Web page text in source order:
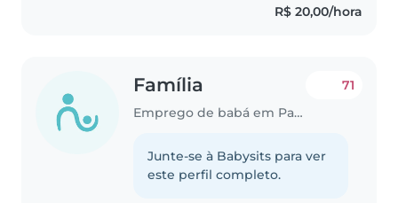
R$ 20,00/hora
Família
Emprego de babá em Paulista
71
Junte-se à Babysits para ver
este perfil completo.